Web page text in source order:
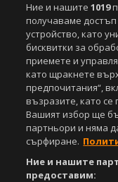
Ние и нашите1019
получаваме
устройство, като
бисквитки за
приемете и
като щракнете
предпочитания“,
възразите, като се
Вашият избор ще
партньори и няма
сърфиране.
Ние и нашите
предоставим: